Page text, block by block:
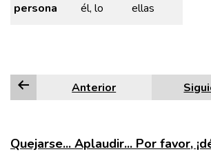
persona
él, lo
ellas
Anterior
Quejarse... Aplaudir... Por favor,